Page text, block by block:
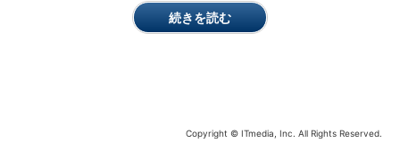
続きを読む
Copyright © ITmedia, Inc. All Rights Reserved.